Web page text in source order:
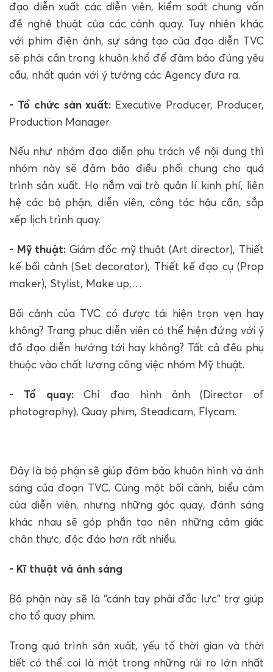
đạo diễn xuất các diễn viên, kiểm soát chung vấn
đề nghệ thuật của các cảnh quay. Tuy nhiên khác
với phim điện ảnh, sự sáng tạo của đạo diễn TVC
sẽ phải cần trong khuôn khổ để đảm bảo đúng yêu
cầu, nhất quán với ý tưởng các Agency đưa ra.
- Tổ chức sản xuất: Executive Producer, Producer,
Production Manager.
Nếu như nhóm đạo diễn phụ trách về nội dung thì
nhóm này sẽ đảm bảo điều phối chung cho quá
trình sản xuất. Họ nắm vai trò quản lí kinh phí, liên
hệ các bộ phận, diễn viên, công tác hậu cần, sắp
xếp lịch trình quay.
- Mỹ thuật: Giám đốc mỹ thuật (Art director), Thiết
kế bối cảnh (Set decorator), Thiết kế đạo cụ (Prop
maker), Stylist, Make up,…
Bối cảnh của TVC có được tái hiện trọn vẹn hay
không? Trang phục diễn viên có thể hiện đứng với ý
đồ đạo diễn hướng tới hay không? Tất cả đều phụ
thuộc vào chất lượng công việc nhóm Mỹ thuật.
- Tổ quay:Chỉ đạo hình ảnh (Director of
photography), Quay phim, Steadicam, Flycam.
Đây là bộ phận sẽ giúp đảm bảo khuôn hình và ánh
sáng của đoạn TVC. Cùng một bối cảnh, biểu cảm
của diễn viên, nhưng những góc quay, đánh sáng
khác nhau sẽ góp phần tạo nên những cảm giác
chân thực, độc đáo hơn rất nhiều.
- Kĩ thuật và ánh sáng
Bộ phận này sẽ là “cánh tay phải đắc lực” trợ giúp
cho tổ quay phim.
Trong quá trình sản xuất, yếu tố thời gian và thời
tiết có thể coi là một trong những rủi ro lớn nhất